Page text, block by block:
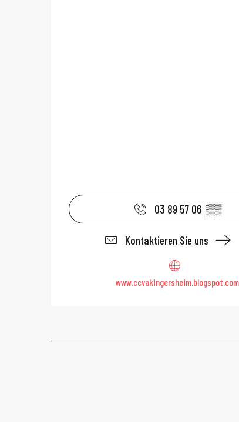
03 89 57 06 ▒▒
Kontaktieren Sie uns
www.ccvakingersheim.blogspot.com